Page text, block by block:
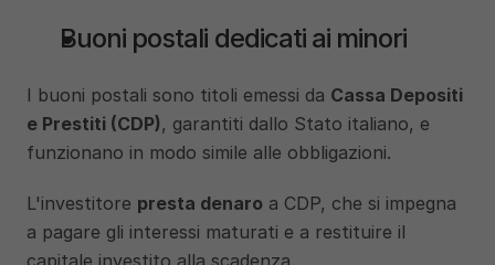
Buoni postali dedicati ai minori
I buoni postali sono titoli emessi da Cassa Depositi
e Prestiti (CDP), garantiti dallo Stato italiano, e
funzionano in modo simile alle obbligazioni.
L'investitore presta denaro a CDP, che si impegna
a pagare gli interessi maturati e a restituire il